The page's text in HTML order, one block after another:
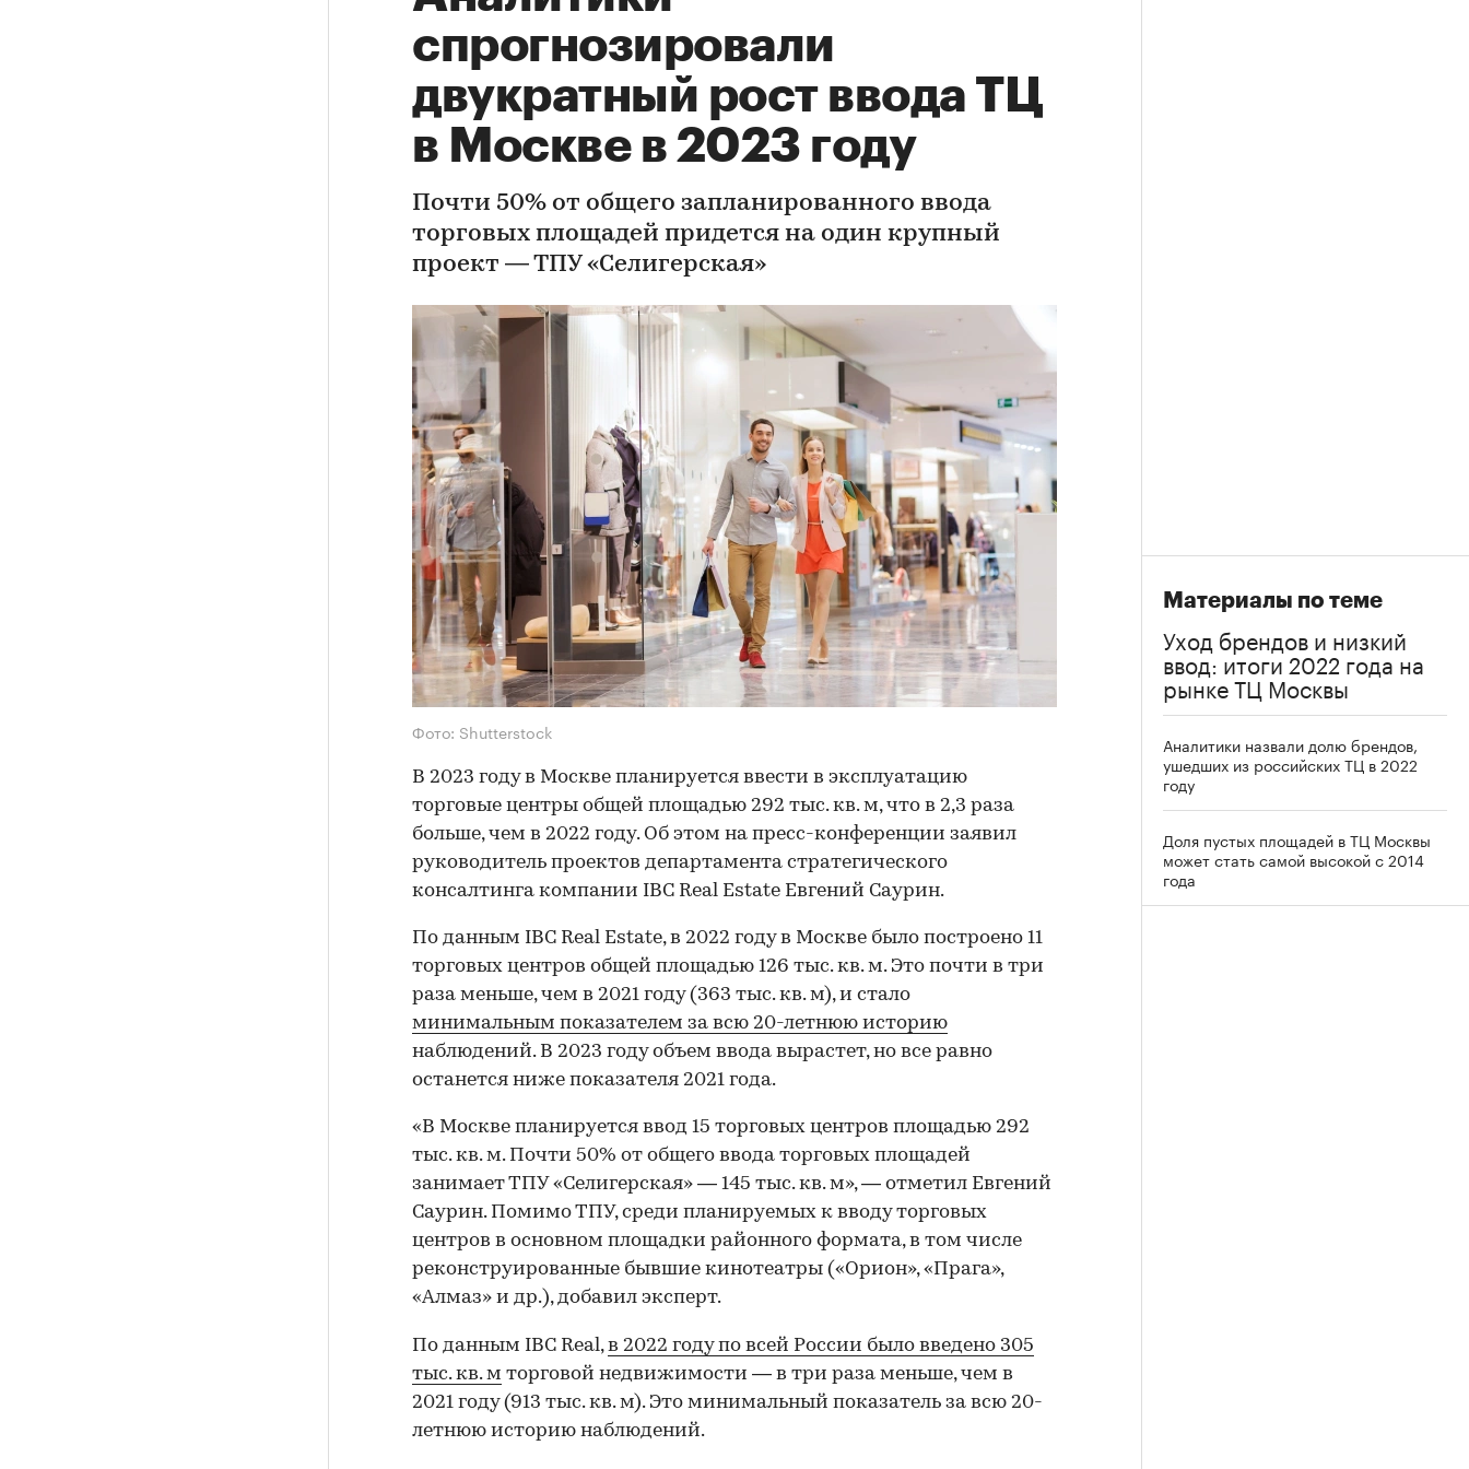
спрогнозировали
двукратный рост ввода ТЦ
в Москве в 2023 году
Почти 50% от общего запланированного ввода
торговых площадей придется на один крупный
проект — ТПУ «Селигерская»
Фото: Shutterstock
В 2023 году в Москве планируется ввести в эксплуатацию
торговые центры общей площадью 292 тыс. кв. м, что в 2,3 раза
больше, чем в 2022 году. Об этом на пресс-конференции заявил
руководитель проектов департамента стратегического
консалтинга компании IBC Real Estate Евгений Саурин.
По данным IBC Real Estate, в 2022 году в Москве было построено 11
торговых центров общей площадью 126 тыс. кв. м. Это почти в три
раза меньше, чем в 2021 году (363 тыс. кв. м), и стало
минимальным показателем за всю 20-летнюю историю
наблюдений. В 2023 году объем ввода вырастет, но все равно
останется ниже показателя 2021 года.
«В Москве планируется ввод 15 торговых центров площадью 292
тыс. кв. м. Почти 50% от общего ввода торговых площадей
занимает ТПУ «Селигерская» — 145 тыс. кв. м», — отметил Евгений
Саурин. Помимо ТПУ, среди планируемых к вводу торговых
центров в основном площадки районного формата, в том числе
реконструированные бывшие кинотеатры («Орион», «Прага»,
«Алмаз» и др.), добавил эксперт.
По данным IBC Real,в 2022 году по всей России было введено 305
тыс. кв. м торговой недвижимости — в три раза меньше, чем в
2021 году (913 тыс. кв. м). Это минимальный показатель за всю 20-
летнюю историю наблюдений.
Материалы по теме
Уход брендов и низкий
ввод: итоги 2022 года на
рынке ТЦ Москвы
Аналитики назвали долю брендов,
ушедших из российских ТЦ в 2022
году
Доля пустых площадей в ТЦ Москвы
может стать самой высокой с 2014
года